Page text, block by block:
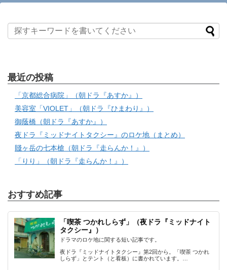
最近の投稿
「京都総合病院」（朝ドラ『あすか』）
美容室「VIOLET」（朝ドラ『ひまわり』）
御蔭橋（朝ドラ『あすか』）
夜ドラ『ミッドナイトタクシー』のロケ地（まとめ）
賤ヶ岳の七本槍（朝ドラ『走らんか！』）
「りり」（朝ドラ『走らんか！』）
おすすめ記事
「喫茶 つかれしらず」（夜ドラ『ミッドナイト
タクシー』）
ドラマのロケ地に関する短い記事です。
夜ドラ『ミッドナイトタクシー』第2回から。「喫茶 つかれ
しらず」とテント（と看板）に書かれています。…